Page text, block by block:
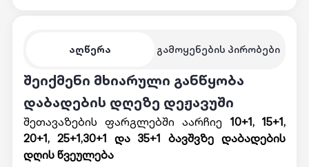
აღწერა გამოყენების პირობები
შეიქმენი მხიარული განწყობა
დაბადების დღეზე დეჟავუში
შეთავაზების ფარგლებში აარჩიე 10+1, 15+1,
20+1, 25+1,30+1 და 35+1 ბავშვზე დაბადების
დღის წვეულება